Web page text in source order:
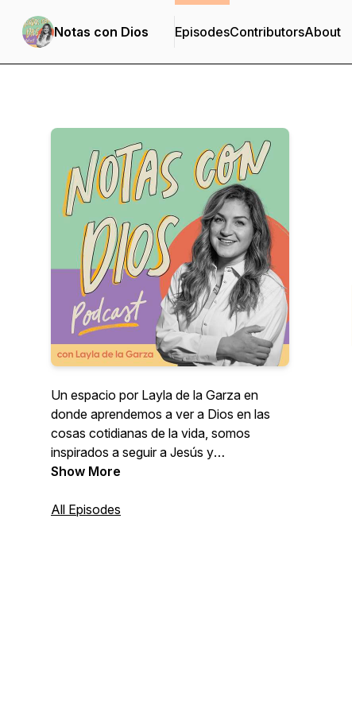
Notas con Dios EpisodesContributorsAbout
Un espacio por Layla de la Garza en
donde aprendemos a ver a Dios en las
cosas cotidianas de la vida, somos
inspirados a seguir a Jesús y
encontramos esperanza en el proceso.
Show More
All Episodes